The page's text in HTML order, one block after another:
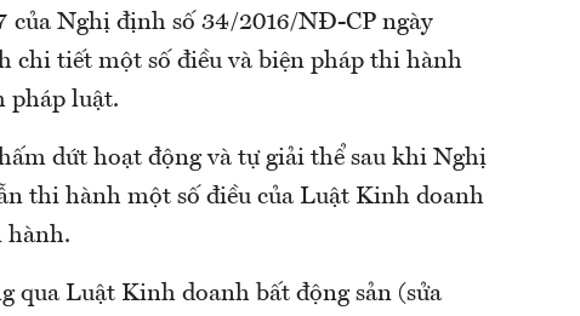
của Nghị định số 34/2016/NĐ-CP ngày
chi tiết một số điều và biện pháp thi hành
pháp luật.
dứt hoạt động và tự giải thể sau khi Nghị
thi hành một số điều của Luật Kinh doanh
hành.
qua Luật Kinh doanh bất động sản (sửa